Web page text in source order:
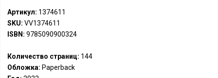
Артикул: 1374611
SKU: VV1374611
ISBN: 9785090900324
Количество страниц: 144
Обложка: Paperback